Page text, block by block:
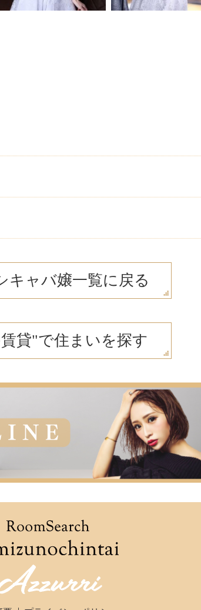
キャバ嬢一覧に戻る
貸"で住まいを探す